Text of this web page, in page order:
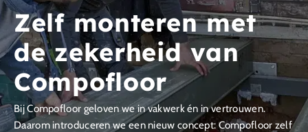
Zelf monteren met
de zekerheid van
Compofloor
Bij Compofloor geloven we in vakwerk én in vertrouwen.
Daarom introduceren we een nieuw concept: Compofloor zelf